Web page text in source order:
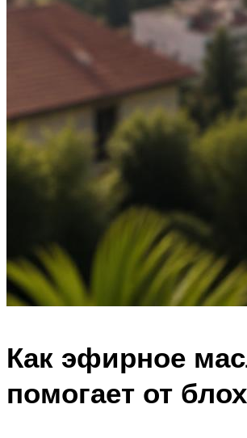
Как эфирное
помогает от блох